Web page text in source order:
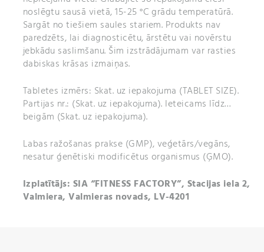
noslēgtu sausā vietā, 15-25 °C grādu temperatūrā.
Sargāt no tiešiem saules stariem. Produkts nav
paredzēts, lai diagnosticētu, ārstētu vai novērstu
jebkādu saslimšanu. Šim izstrādājumam var rasties
dabiskas krāsas izmaiņas.
Tabletes izmērs: Skat. uz iepakojuma (TABLET SIZE).
Partijas nr.: (Skat. uz iepakojuma). Ieteicams līdz…
beigām (Skat. uz iepakojuma).
Labas ražošanas prakse (GMP), veģetārs/vegāns,
nesatur ģenētiski modificētus organismus (ĢMO).
Izplatītājs: SIA “FITNESS FACTORY”, Stacijas iela 2,
Valmiera, Valmieras novads, LV-4201